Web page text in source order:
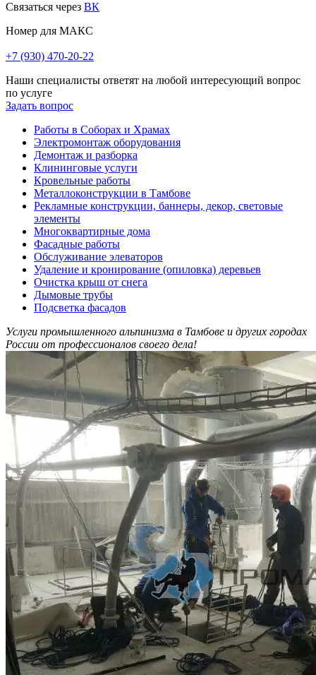
Связаться через ВК
Номер для МАКС
+7 (930) 470-20-22
Наши специалисты ответят на любой интересующий вопрос
по услуге
Задать вопрос
Работы в Соборах и Храмах
Электромонтаж оборудования
Демонтаж и разборка
Клининговые услуги
Кровельные работы
Металлоконструкции в Тамбове
Рекламные конструкции, баннеры, декор, световые
элементы
Многоквартирные дома
Фасадные работы
Обслуживание элеваторов
Удаление и кронирование (опиловка) деревьев
Очистка крыш от снега
Дымовые трубы
Подсветка фасадов
Услуги промышленного альпинизма в Тамбове и других городах
России от профессионалов своего дела!